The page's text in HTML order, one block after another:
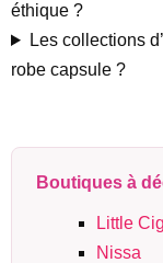
éthique ?
Les collections
robe capsule ?
Boutiques à
Little
Nissa